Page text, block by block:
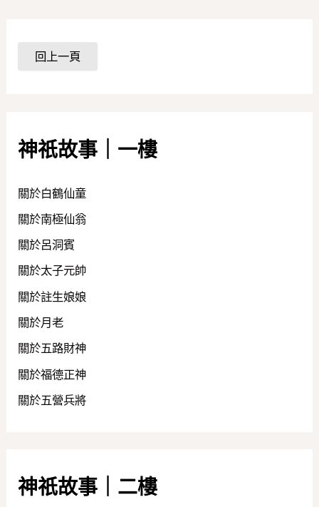
神祇故事｜一樓
關於白鶴仙童
關於南極仙翁
關於呂洞賓
關於太子元帥
關於註生娘娘
關於月老
關於五路財神
關於福德正神
關於五營兵將
神祇故事｜二樓